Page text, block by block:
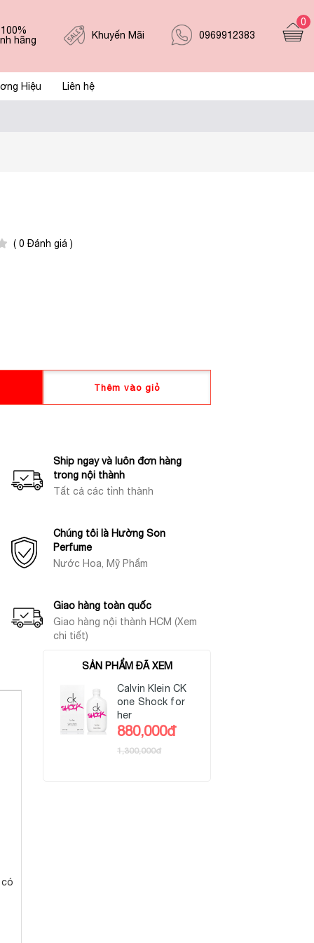
hãng
Khuyến Mãi 0969912383
0
Hiệu Liên hệ
( 0 Đánh giá )
Thêm vào giỏ
Ship ngay và luôn đơn hàng
trong nội thành
Tất cả các tỉnh thành
Chúng tôi là Hường Son
Perfume
Nước Hoa, Mỹ Phẩm
Giao hàng toàn quốc
Giao hàng nội thành HCM (Xem
chi tiết)
SẢN PHẨM ĐÃ XEM
Calvin Klein CK
one Shock for
her
880,000đ
1,300,000đ